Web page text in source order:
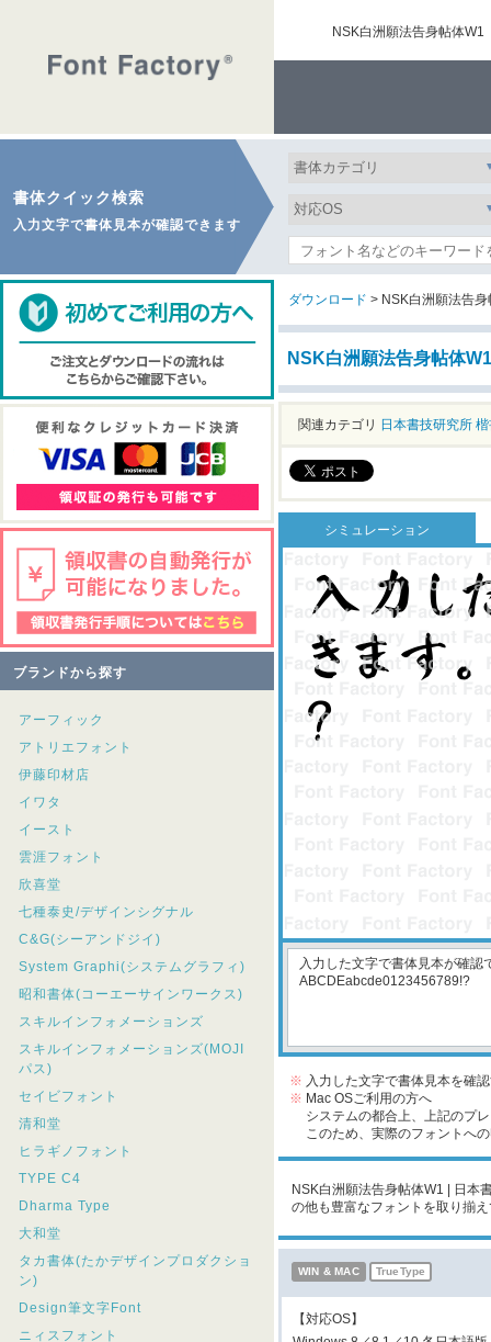
NSK白洲願法告身帖体
書体クイック検索
入力文字で書体見本が確認できます
ブランドから探す
アーフィック
アトリエフォント
伊藤印材店
イワタ
イースト
雲涯フォント
欣喜堂
七種泰史/デザインシグナル
C&G(シーアンドジイ)
System Graphi(システムグラフィ)
昭和書体(コーエーサインワークス)
スキルインフォメーションズ
スキルインフォメーションズ(MOJI
パス)
セイビフォント
清和堂
ヒラギノフォント
TYPE C4
Dharma Type
大和堂
タカ書体(たかデザインプロダクショ
ン)
Design筆文字Font
ニィスフォント
ダウンロード > NSK白洲願法告
NSK白洲願法告身帖体
関連カテゴリ 日本書技研究所
シミュレーション
※ 入力した文字で書体見本を確
※ Mac OSご利用の方へ
システムの都合上、上記のプ
このため、実際のフォントへの
NSK白洲願法告身帖体W1 | 日本
の他も豊富なフォントを取り揃
WIN & MAC TrueType
【対応OS】